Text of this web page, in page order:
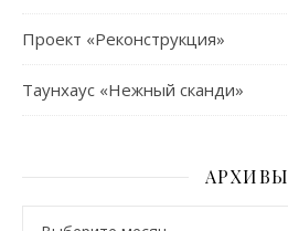
Проект «Реконструкция»
Таунхаус «Нежный сканди»
АРХИВЫ